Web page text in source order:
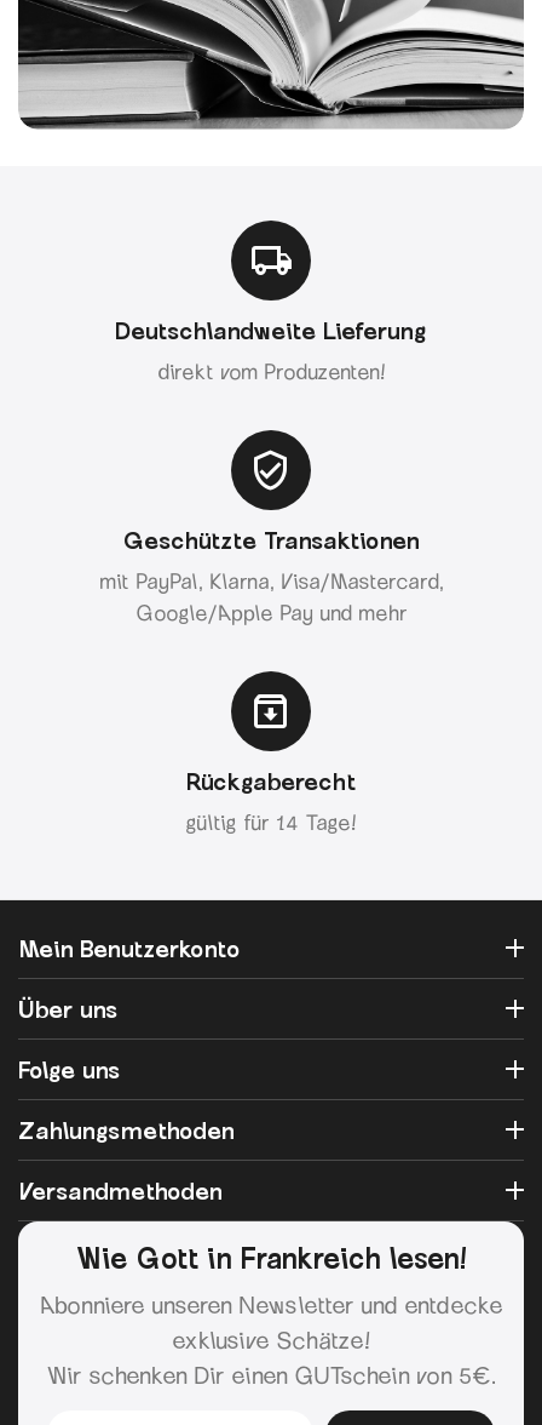
Deutschlandweite Lieferung
direkt vom Produzenten!
Geschützte Transaktionen
mit PayPal, Klarna, Visa/Mastercard,
Google/Apple Pay und mehr
Rückgaberecht
gültig für 14 Tage!
Mein Benutzerkonto
Über uns
Folge uns
Zahlungsmethoden
Versandmethoden
Wie Gott in Frankreich lesen!
Abonniere unseren Newsletter und entdecke
exklusive Schätze!
Wir schenken Dir einen GUTschein von 5€.